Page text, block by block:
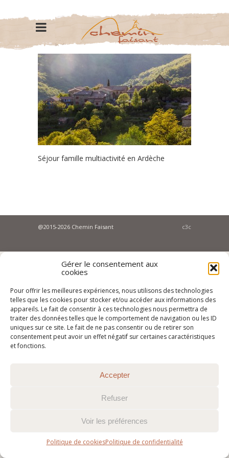
Gérer le consentement aux
cookies
Pour offrir les meilleures expériences, nous utilisons des technologies
telles que les cookies pour stocker et/ou accéder aux informations des
appareils. Le fait de consentir à ces technologies nous permettra de
traiter des données telles que le comportement de navigation ou les ID
uniques sur ce site. Le fait de ne pas consentir ou de retirer son
consentement peut avoir un effet négatif sur certaines caractéristiques
et fonctions.
Accepter
Refuser
Voir les préférences
Politique de cookiesPolitique de confidentialité
Séjour famille multiactivité en Ardèche
@2015-2026 Chemin Faisant c3c